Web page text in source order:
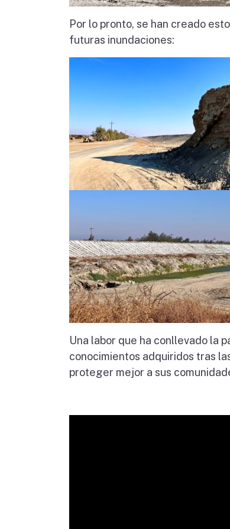
Por lo pronto, se han creado
futuras inundaciones:
Una labor que ha conllevado la
conocimientos adquiridos tras
proteger mejor a sus